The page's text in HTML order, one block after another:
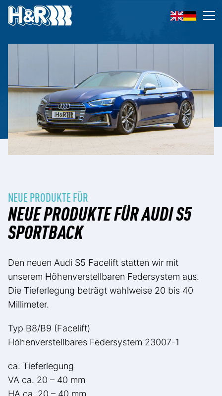
Zum Inhalt springen
NEUE PRODUKTE FÜR
NEUE PRODUKTE FÜR AUDI S5
SPORTBACK
Den neuen Audi S5 Facelift statten wir mit
unserem Höhenverstellbaren Federsystem aus.
Die Tieferlegung beträgt wahlweise 20 bis 40
Millimeter.
Typ B8/B9 (Facelift)
Höhenverstellbares Federsystem 23007-1
ca. Tieferlegung
VA ca. 20 – 40 mm
HA ca. 20 – 40 mm